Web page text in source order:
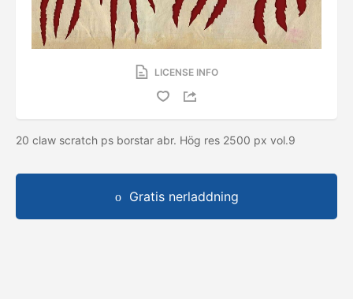
LICENSE INFO
20 claw scratch ps borstar abr. Hög res 2500 px vol.9
Gratis nerladdning